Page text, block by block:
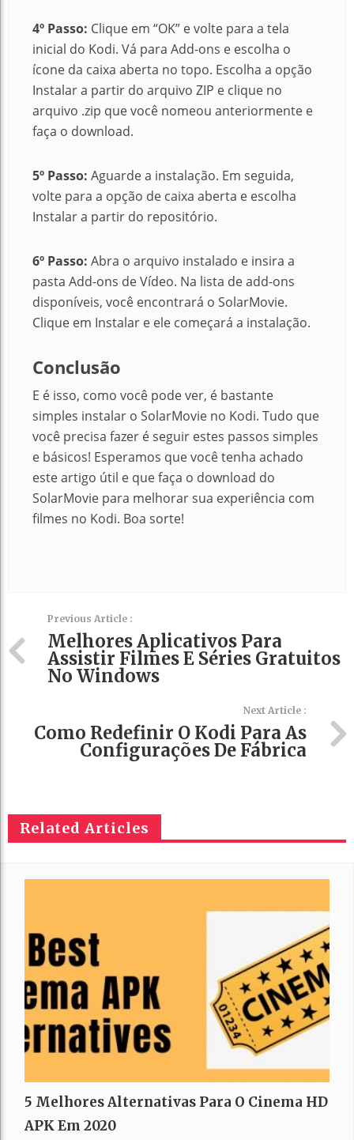
4º Passo: Clique em “OK” e volte para a tela
inicial do Kodi. Vá para Add-ons e escolha o
ícone da caixa aberta no topo. Escolha a opção
Instalar a partir do arquivo ZIP e clique no
arquivo .zip que você nomeou anteriormente e
faça o download.
5º Passo: Aguarde a instalação. Em seguida,
volte para a opção de caixa aberta e escolha
Instalar a partir do repositório.
6º Passo: Abra o arquivo instalado e insira a
pasta Add-ons de Vídeo. Na lista de add-ons
disponíveis, você encontrará o SolarMovie.
Clique em Instalar e ele começará a instalação.
Conclusão
E é isso, como você pode ver, é bastante
simples instalar o SolarMovie no Kodi. Tudo que
você precisa fazer é seguir estes passos simples
e básicos! Esperamos que você tenha achado
este artigo útil e que faça o download do
SolarMovie para melhorar sua experiência com
filmes no Kodi. Boa sorte!
Previous Article :
Melhores Aplicativos Para
Assistir Filmes E Séries Gratuitos
No Windows
Next Article :
Como Redefinir O Kodi Para As
Configurações De Fábrica
Related Articles
5 Melhores Alternativas Para O Cinema HD
APK Em 2020